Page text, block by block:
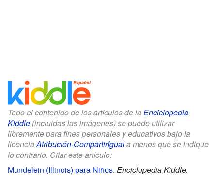
Todo el contenido de los artículos de la Enciclopedia
Kiddle (incluidas las imágenes) se puede utilizar
libremente para fines personales y educativos bajo la
licenciaAtribución-CompartirIguala menos que se indique
lo contrario. Citar este artículo:
Mundelein (Illinois) para Niños. Enciclopedia Kiddle.